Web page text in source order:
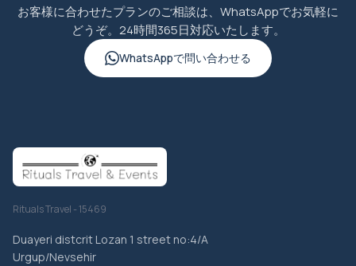
お客様に合わせたプランのご相談は、WhatsAppでお気軽に
どうぞ。24時間365日対応いたします。
WhatsAppで問い合わせる
Rituals Travel - 15469
Duayeri distcrit Lozan 1 street no:4/A
Urgup/Nevsehir